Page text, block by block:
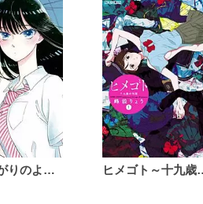
恋は雨上がりのように ヒメゴト